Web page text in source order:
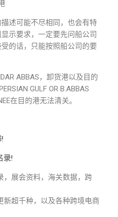
述可能不尽相同，也会有特
示要求，一定要先问船公司
的话，只能按照船公司的要
ABBAS，卸货港以及目的
GULF OR B.ABBAS
在目的港无法清关。
录!
，展会资料，海关数据，跨
新超千种，以及各种跨境电商